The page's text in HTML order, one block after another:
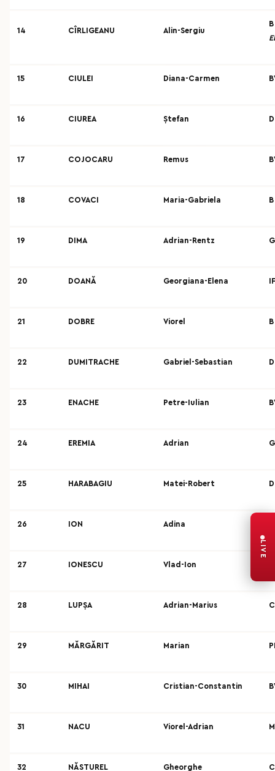
14 CÎRLIGEANU Alin-Sergiu
15 CIULEI Diana-Carmen
16 CIUREA Ștefan
17 COJOCARU Remus
18 COVACI Maria-Gabriela B
19 DIMA Adrian-Rentz
20 DOANĂ Georgiana-Elena IF
21 DOBRE Viorel B
22 DUMITRACHE Gabriel-Sebastian
23 ENACHE Petre-Iulian
24 EREMIA Adrian
25 HARABAGIU Matei-Robert
26 ION Adina
27 IONESCU Vlad-Ion
28 LUPȘA Adrian-Marius
29 MĂRGĂRIT Marian
30 MIHAI Cristian-Constantin
31 NACU Viorel-Adrian
32 NĂSTUREL Gheorghe
LIVE